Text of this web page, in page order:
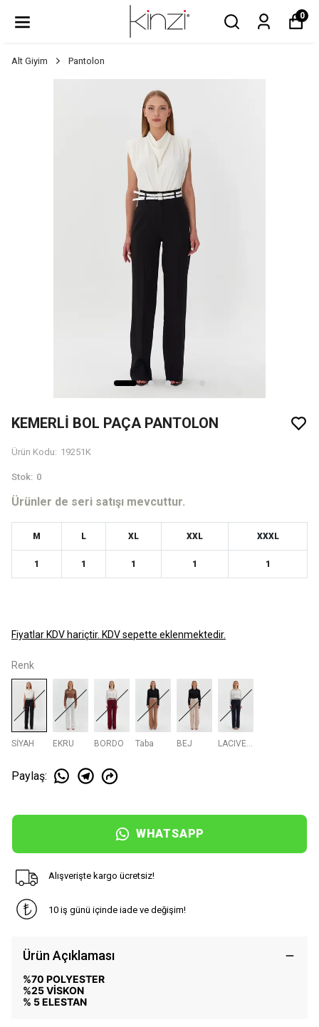
0
Alt Giyim Pantolon
KEMERLİ BOL PAÇA PANTOLON
Ürün Kodu: 19251K
Stok: 0
Ürünler de seri satışı mevcuttur.
M L XL XXL XXXL
1 1 1 1 1
Fiyatlar KDV hariçtir. KDV sepette eklenmektedir.
Renk
SİYAH EKRU BORDO Taba BEJ LACIVERT
Paylaş:
WHATSAPP
Alışverişte kargo ücretsiz!
10 iş günü içinde iade ve değişim!
Ürün Açıklaması
%70 POLYESTER
%25 VİSKON
% 5 ELESTAN